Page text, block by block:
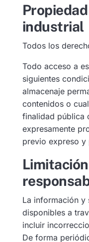
industrial
Todos los
Todo acceso a
siguientes
almacenaje
contenidos o
finalidad pública
expresamente
previo expreso y
La información y
disponibles a
incluir
De forma